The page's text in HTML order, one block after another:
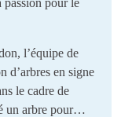
passion pour le
l’équipe de
d’arbres en signe
le cadre de
un arbre pour